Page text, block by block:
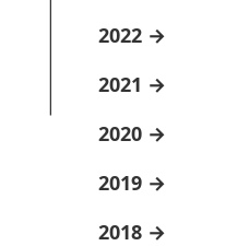
2022
2021
2020
2019
2018